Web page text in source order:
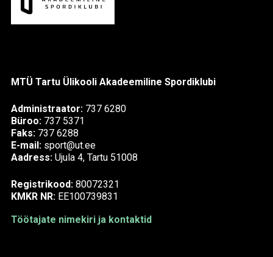
MTÜ Tartu Ülikooli Akadeemiline Spordiklubi
Administraator: 737 6280
Büroo: 737 5371
Faks: 737 6288
E-mail: sport@ut.ee
Aadress: Ujula 4, Tartu 51008
Registrikood: 80072321
KMKR NR: EE100739831
Töötajate nimekiri ja kontaktid